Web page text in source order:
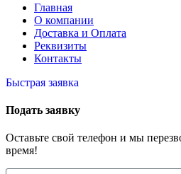
Главная
О компании
Доставка и Оплата
Реквизиты
Контакты
Быстрая заявка
Подать заявку
Оставьте свой телефон и мы
время!